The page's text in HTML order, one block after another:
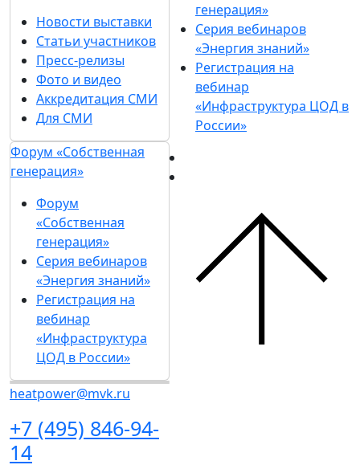
Новости выставки
Статьи участников
Пресс-релизы
Фото и видео
Аккредитация СМИ
Для СМИ
Форум «Собственная
генерация»
Форум
«Собственная
генерация»
Серия вебинаров
«Энергия знаний»
Регистрация на
вебинар
«Инфраструктура
ЦОД в России»
heatpower@mvk.ru
+7 (495) 846-94-
14
генерация»
Серия вебинаров
«Энергия знаний»
Регистрация на
вебинар
«Инфраструктура ЦОД в
России»